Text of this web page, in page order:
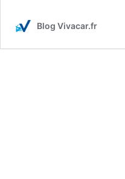
Blog Vivacar.fr